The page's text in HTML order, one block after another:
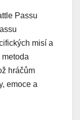
Passu
misí a
hráčům
emoce a